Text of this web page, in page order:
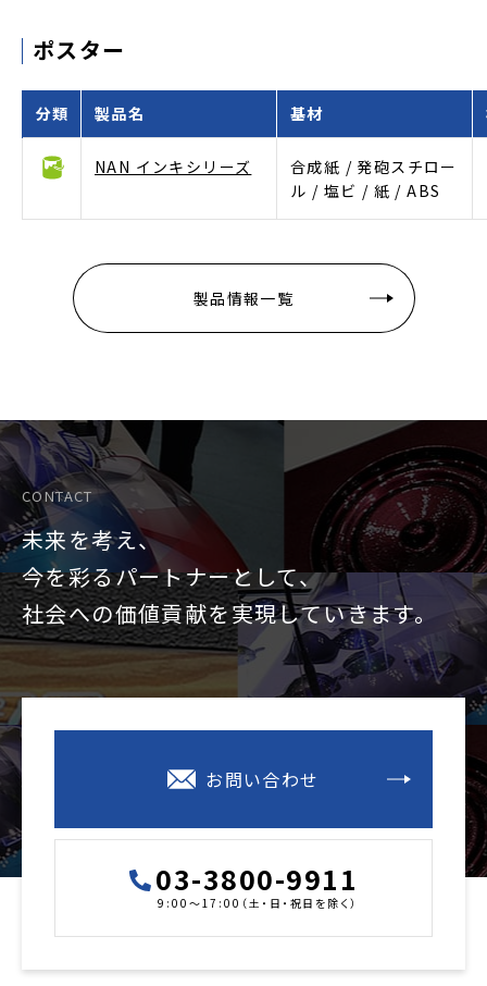
ポスター
分類 製品名 基材
NAN インキシリーズ
合成紙 / 発砲スチロー
ル / 塩ビ / 紙 / ABS
製品情報一覧
CONTACT
未来を考え、
今を彩るパートナーとして、
社会への価値貢献を実現していきます。
お問い合わせ
03-3800-9911
9:00～17:00（土・日・祝日を除く）